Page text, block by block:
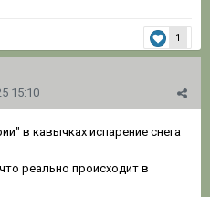
1
15:10
в кавычках испарение снега
реально происходит в